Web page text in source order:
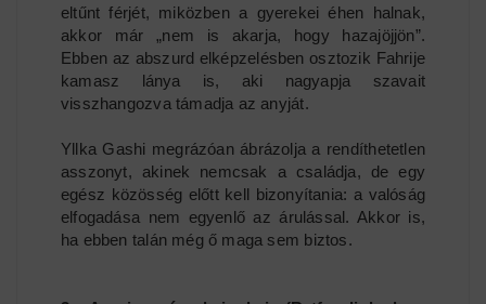
eltűnt férjét, miközben a gyerekei éhen halnak,
akkor már „nem is akarja, hogy hazajöjjön”.
Ebben az abszurd elképzelésben osztozik Fahrije
kamasz lánya is, aki nagyapja szavait
visszhangozva támadja az anyját.
Yllka Gashi megrázóan ábrázolja a rendíthetetlen
asszonyt, akinek nemcsak a családja, de egy
egész közösség előtt kell bizonyítania: a valóság
elfogadása nem egyenlő az árulással. Akkor is,
ha ebben talán még ő maga sem biztos.